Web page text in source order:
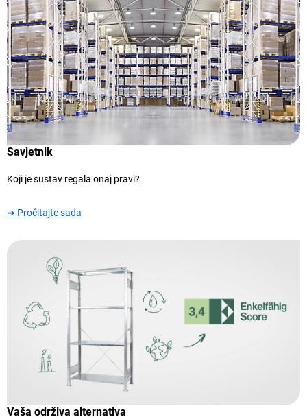
Savjetnik
Koji je sustav regala onaj pravi?
➜ Pročitajte sada
Vaša održiva alternativa